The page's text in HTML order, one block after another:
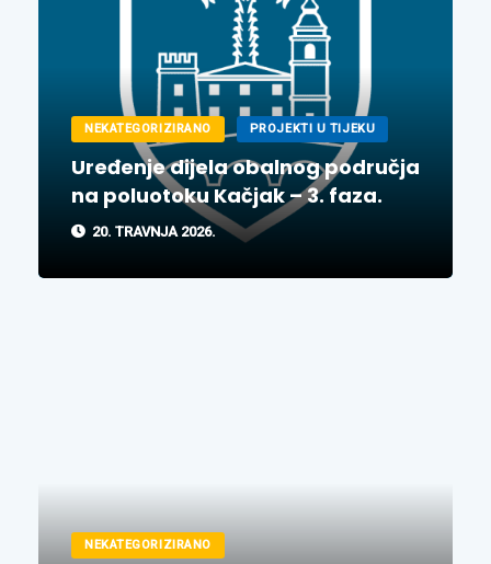
NEKATEGORIZIRANO PROJEKTI U TIJEKU
Uređenje dijela obalnog područja
na poluotoku Kačjak – 3. faza.
20. TRAVNJA 2026.
NEKATEGORIZIRANO